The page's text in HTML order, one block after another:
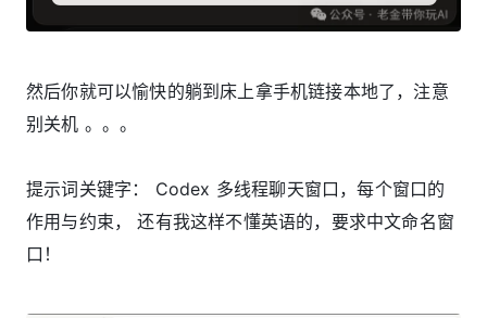
然后你就可以愉快的躺到床上拿手机链接本地了，注意
别关机 。。。
提示词关键字： Codex 多线程聊天窗口，每个窗口的
作用与约束， 还有我这样不懂英语的，要求中文命名窗
口！